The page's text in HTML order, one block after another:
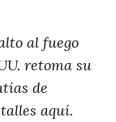
al fuego
retoma su
de
aquí.